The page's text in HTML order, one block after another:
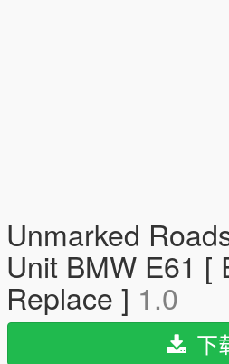
Unmarked
Unit BMW E61 [
Replace ] 1.0
下